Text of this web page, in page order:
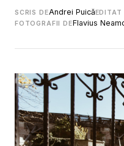
SCRIS DEAndrei PuicăEDITAT
FOTOGRAFII DEFlavius